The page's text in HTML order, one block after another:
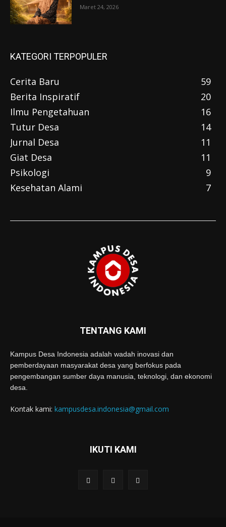
Maret 24, 2026
KATEGORI TERPOPULER
Cerita Baru
59
Berita Inspiratif
20
Ilmu Pengetahuan
16
Tutur Desa
14
Jurnal Desa
11
Giat Desa
11
Psikologi
9
Kesehatan Alami
7
TENTANG KAMI
Kampus Desa Indonesia adalah wadah inovasi dan
pemberdayaan masyarakat desa yang berfokus pada
pengembangan sumber daya manusia, teknologi, dan ekonomi
desa.
Kontak kami: kampusdesa.indonesia@gmail.com
IKUTI KAMI